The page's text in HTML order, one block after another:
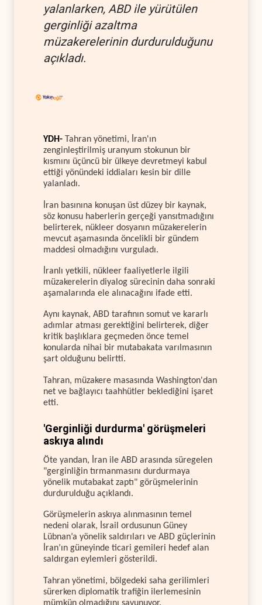
yalanlarken, ABD ile yürütülen
gerginliği azaltma
müzakerelerinin durdurulduğunu
açıkladı.
YDH-
Tahran yönetimi, İran'ın
zenginleştirilmiş uranyum stokunun bir
kısmını üçüncü bir ülkeye devretmeyi kabul
ettiği yönündeki iddiaları kesin bir dille
yalanladı.
İran basınına konuşan üst düzey bir kaynak,
söz konusu haberlerin gerçeği yansıtmadığını
belirterek, nükleer dosyanın müzakerelerin
mevcut aşamasında öncelikli bir gündem
maddesi olmadığını vurguladı.
İranlı yetkili, nükleer faaliyetlerle ilgili
müzakerelerin diyalog sürecinin daha sonraki
aşamalarında ele alınacağını ifade etti.
Aynı kaynak, ABD tarafının somut ve kararlı
adımlar atması gerektiğini belirterek, diğer
kritik başlıklara geçmeden önce temel
konularda nihai bir mutabakata varılmasının
şart olduğunu belirtti.
Tahran, müzakere masasında Washington'dan
net ve bağlayıcı taahhütler beklediğini işaret
etti.
'Gerginliği durdurma' görüşmeleri
askıya alındı
Öte yandan, İran ile ABD arasında süregelen
"gerginliğin tırmanmasını durdurmaya
yönelik mutabakat zaptı" görüşmelerinin
durdurulduğu açıklandı.
Görüşmelerin askıya alınmasının temel
nedeni olarak, İsrail ordusunun Güney
Lübnan’a yönelik saldırıları ve ABD güçlerinin
İran’ın güneyinde ticari gemileri hedef alan
saldırgan eylemleri gösterildi.
Tahran yönetimi, bölgedeki saha gerilimleri
sürerken diplomatik trafiğin ilerlemesinin
mümkün olmadığını savunuyor.